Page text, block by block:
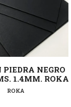
PIEDRA NEGRO
1.4MM. ROKA
ROKA
Ver detalles